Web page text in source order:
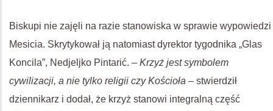
Biskupi nie zajęli na razie stanowiska w sprawie wypowiedzi
Mesicia. Skrytykował ją natomiast dyrektor tygodnika „Glas
Koncila”, Nedjeljko Pintarić. – Krzyż jest symbolem
cywilizacji, a nie tylko religii czy Kościoła – stwierdził
dziennikarz i dodał, że krzyż stanowi integralną część